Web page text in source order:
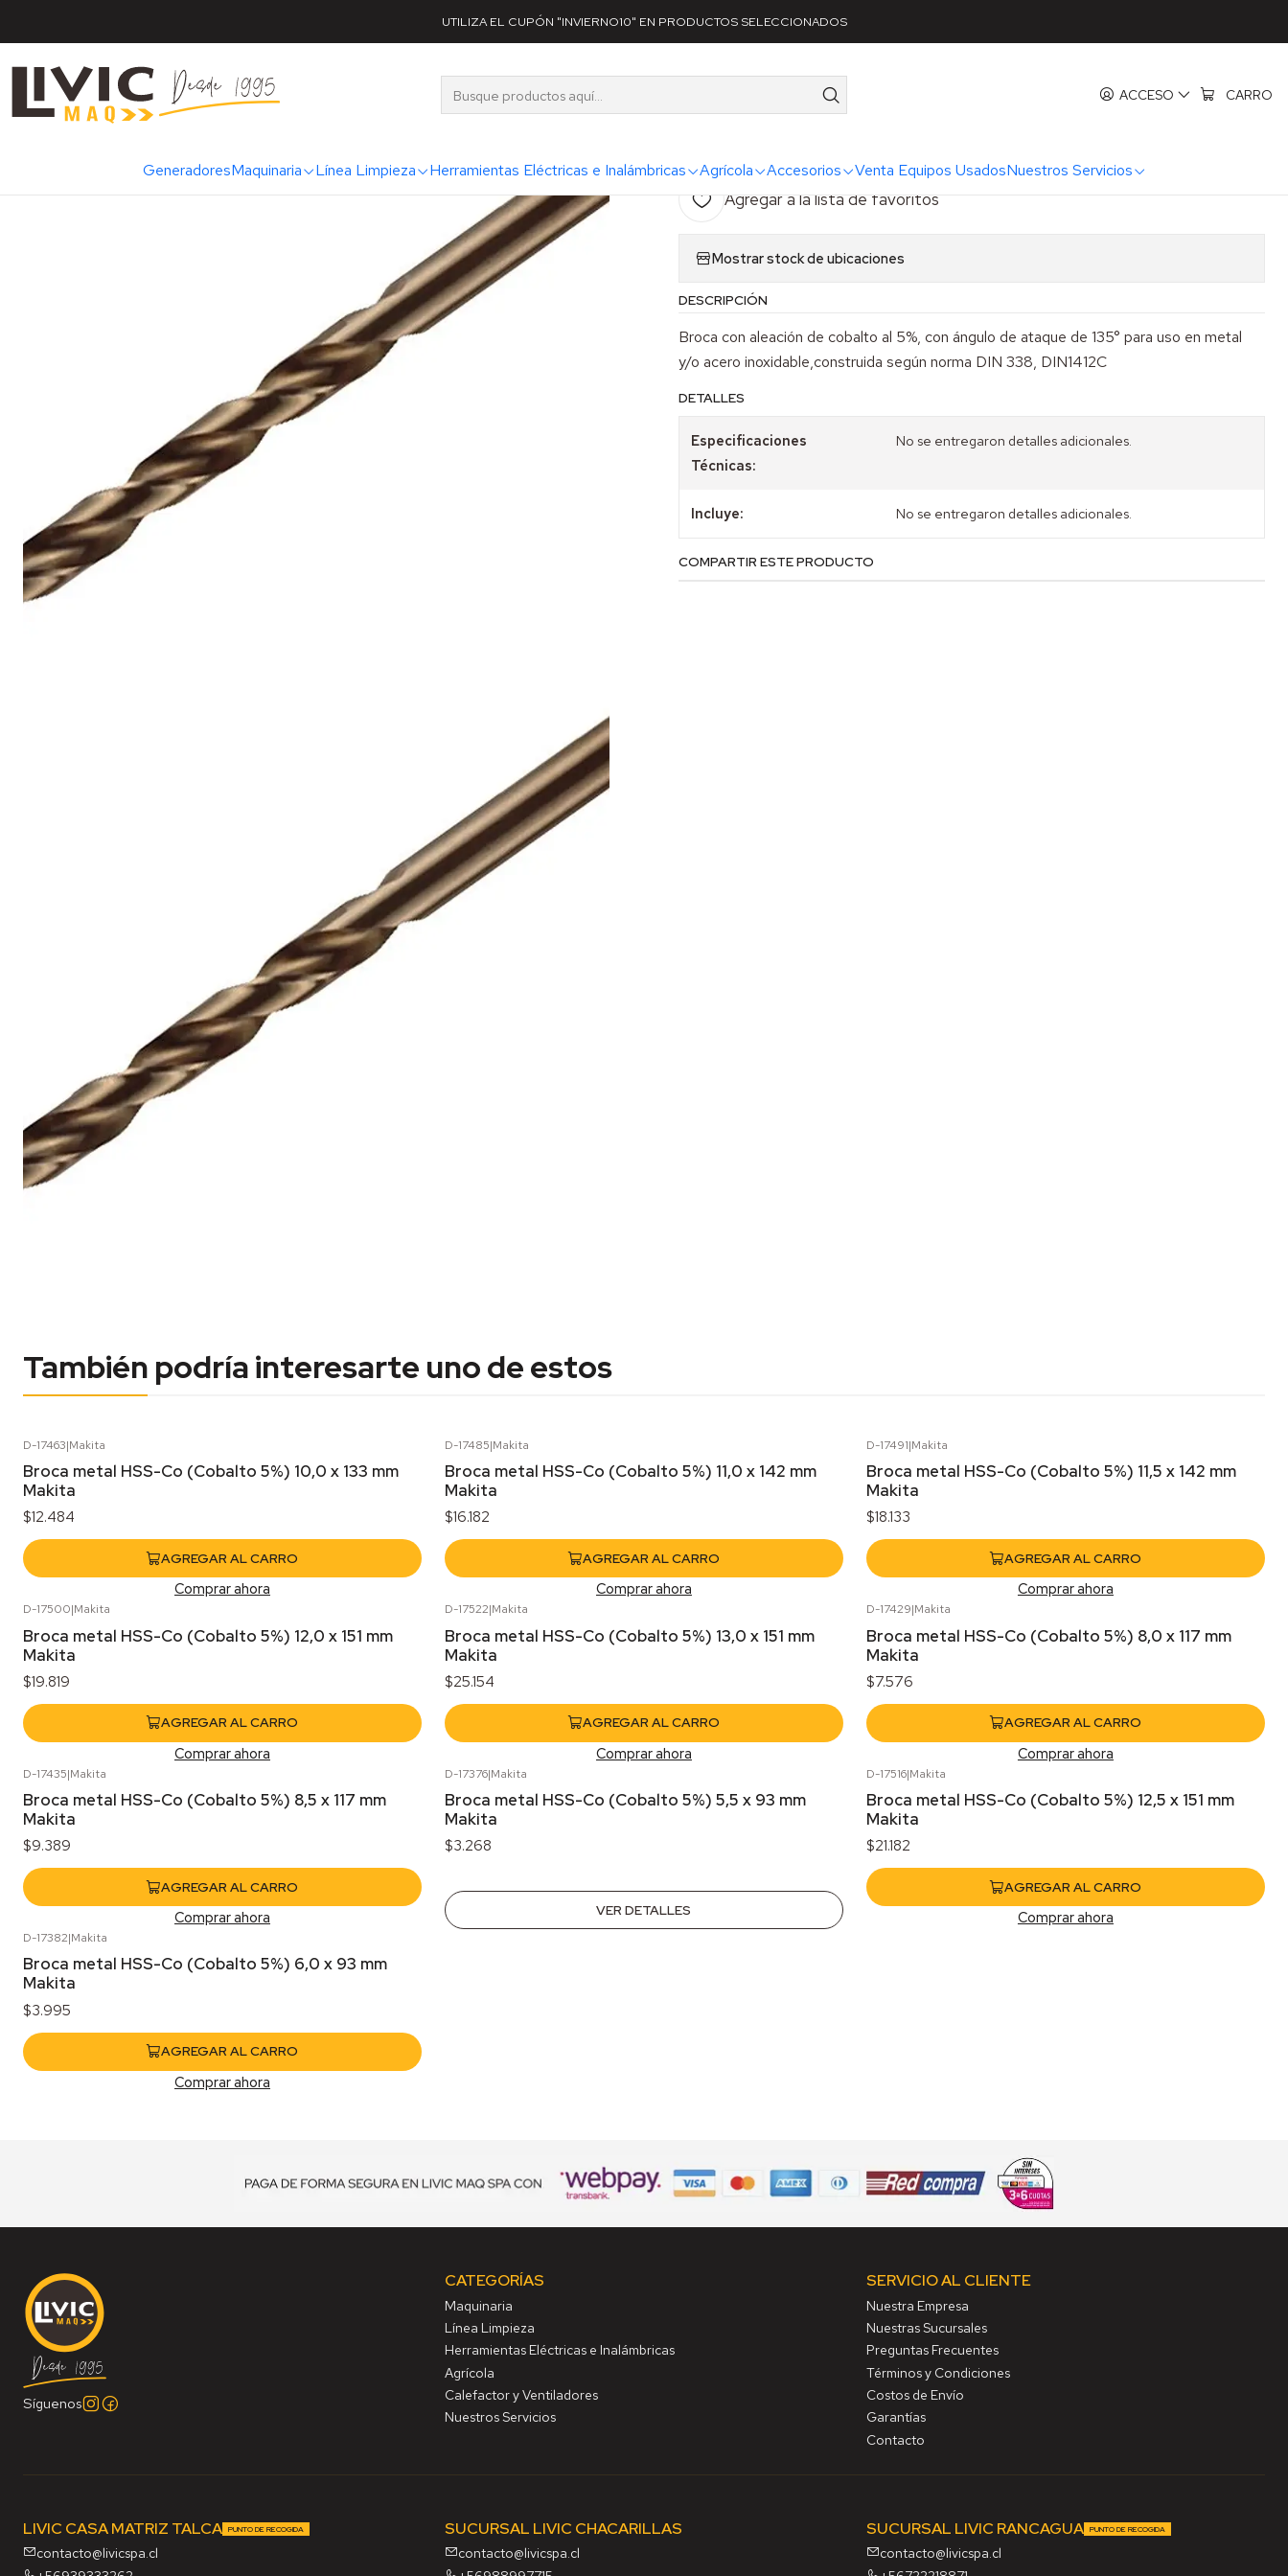
ACCESO CARRO
GeneradoresMaquinaria Línea Limpieza Herramientas Eléctricas e Inalámbricas Agrícola Accesorios Venta Equipos UsadosNuestros Servicios
UTILIZA EL CUPÓN "INVIERNO10" EN PRODUCTOS SELECCIONADOS
Accesorios Brocas para Taladros Broca metal HSS-Co (Cobalto 5%) 10,5 x 133 mm Makita
Broca metal HSS-Co (Cobalto 5%) 10,5 x
Agregar a la lista de favoritos
Mostrar stock de ubicaciones
DESCRIPCIÓN
Broca con aleación de cobalto al 5%, con ángulo de ataque de 135° para uso en metal
y/o acero inoxidable,construida según norma DIN 338, DIN1412C
DETALLES
Especificaciones
Técnicas:
No se entregaron detalles adicionales.
Incluye: No se entregaron detalles adicionales.
COMPARTIR ESTE PRODUCTO
También podría interesarte uno de estos
D-17463|Makita
Broca metal HSS-Co (Cobalto 5%) 10,0 x 133 mm
Makita
$12.484
AGREGAR AL CARRO
Comprar ahora
D-17485|Makita
Broca metal HSS-Co (Cobalto 5%) 11,0 x 142 mm
Makita
$16.182
AGREGAR AL CARRO
Comprar ahora
D-17491|Makita
Broca metal HSS-Co (Cobalto 5%) 11,5 x 142 mm
Makita
$18.133
AGREGAR AL CARRO
Comprar ahora
D-17500|Makita
Broca metal HSS-Co (Cobalto 5%) 12,0 x 151 mm
Makita
$19.819
AGREGAR AL CARRO
Comprar ahora
D-17522|Makita
Broca metal HSS-Co (Cobalto 5%) 13,0 x 151 mm
Makita
$25.154
AGREGAR AL CARRO
Comprar ahora
D-17429|Makita
Broca metal HSS-Co (Cobalto 5%) 8,0 x 117 mm
Makita
$7.576
AGREGAR AL CARRO
Comprar ahora
D-17435|Makita
Broca metal HSS-Co (Cobalto 5%) 8,5 x 117 mm
Makita
$9.389
AGREGAR AL CARRO
Comprar ahora
D-17376|Makita
Broca metal HSS-Co (Cobalto 5%) 5,5 x 93 mm
Makita
$3.268
VER DETALLES
D-17516|Makita
Broca metal HSS-Co (Cobalto 5%) 12,5 x 151 mm
Makita
$21.182
AGREGAR AL CARRO
Comprar ahora
D-17382|Makita
Broca metal HSS-Co (Cobalto 5%) 6,0 x 93 mm
Makita
$3.995
AGREGAR AL CARRO
Comprar ahora
Síguenos
CATEGORÍAS
Maquinaria
Línea Limpieza
Herramientas Eléctricas e Inalámbricas
Agrícola
Calefactor y Ventiladores
Nuestros Servicios
SERVICIO AL CLIENTE
Nuestra Empresa
Nuestras Sucursales
Preguntas Frecuentes
Términos y Condiciones
Costos de Envío
Garantías
Contacto
LIVIC CASA MATRIZ TALCA PUNTO DE RECOGIDA
contacto@livicspa.cl
SUCURSAL LIVIC CHACARILLAS
contacto@livicspa.cl
SUCURSAL LIVIC RANCAGUA PUNTO DE RECOGIDA
contacto@livicspa.cl